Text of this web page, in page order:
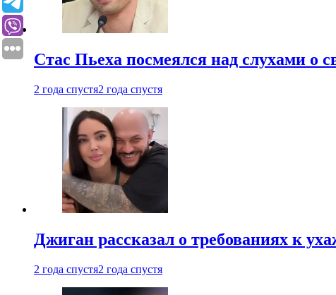
Стас Пьеха посмеялся над слухами о
2 года спустя2 года спустя
Джиган рассказал о требованиях к
2 года спустя2 года спустя